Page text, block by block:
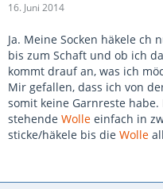
16. Juni 2014
Ja. Meine Socken häkele ch
bis zum Schaft und ob ich
kommt drauf an, was ich
Mir gefallen, dass ich von
somit keine Garnreste
stehende Wolle einfach in
sticke/häkele bis die Wolle